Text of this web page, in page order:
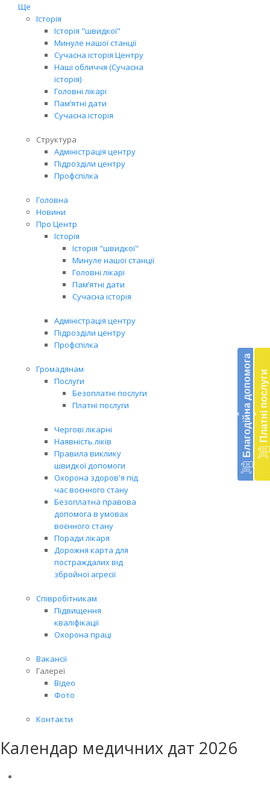
Ще
Історія
Історія "швидкої"
Минуле нашої станції
Сучасна історія Центру
Наші обличчя (Сучасна
історія)
Головні лікарі
Пам’ятні дати
Сучасна історія
Структура
Адміністрація центру
Підрозділи центру
Профспілка
Головна
Новини
Про Центр
Історія
Історія "швидкої"
Минуле нашої станції
Головні лікарі
Пам’ятні дати
Сучасна історія
Адміністрація центру
Підрозділи центру
Профспілка
Громадянам
Послуги
Безоплатні послуги
Платні послуги
Чергові лікарні
Наявність ліків
Правила виклику
швидкої допомоги
Охорона здоров'я під
час воєнного стану
Безоплатна правова
допомога в умовах
воєнного стану
Поради лікаря
Дорожня карта для
постраждалих від
збройної агресії
Співробітникам
Підвищення
кваліфікації
Охорона праці
Вакансії
Галереї
Відео
Фото
Контакти
‹ Благодійна допомога ‹ Платні послуги
Календар медичних дат 2026